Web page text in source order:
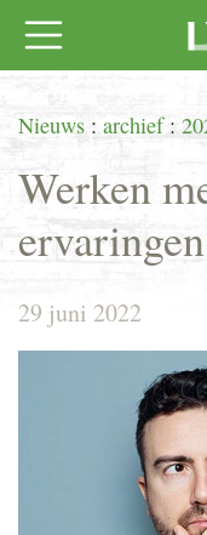
Nieuws : archief:
Werken
29 juni 2022